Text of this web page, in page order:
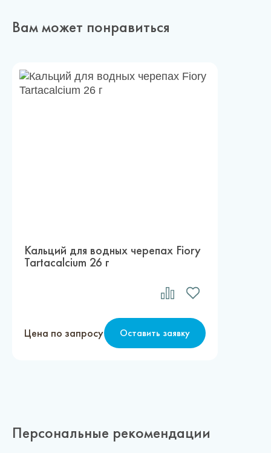
Вам может понравиться
Кальций для водных черепах Fiory
Tartacalcium 26 г
Цена по запросу Оставить заявку
Персональные рекомендации